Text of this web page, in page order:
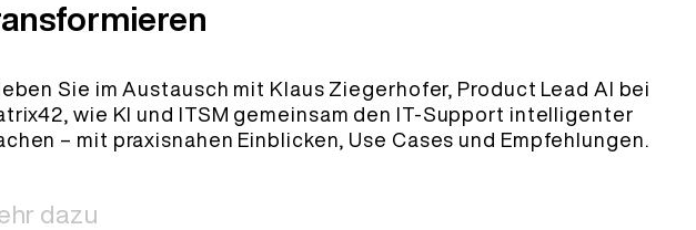
Sie im Austausch mit Klaus Ziegerhofer, Product Lead AI bei
wie KI und ITSM gemeinsam den IT-Support intelligenter
– mit praxisnahen Einblicken, Use Cases und Empfehlungen.
dazu